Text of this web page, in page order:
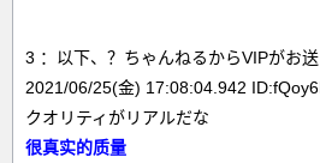
3 ：以下、？ちゃんねるからVIPがお送
2021/06/25(金) 17:08:04.942
クオリティがリアルだな
很真实的质量